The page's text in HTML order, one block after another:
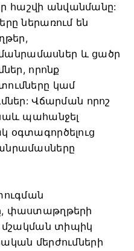
անվանմանը:
ներառում են
և ցածր
որոնք
կամ
Վճարման որոշ
պահանջել
օգտագործելուց
փաստաթղթերի
մշակման տիպիկ
մերժումների